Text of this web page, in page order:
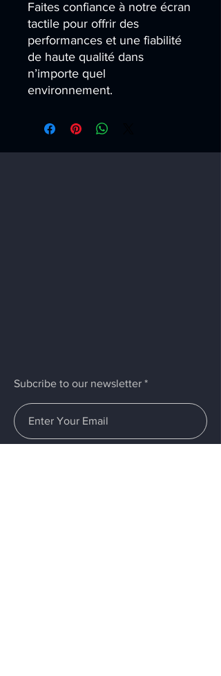
Faites confiance à notre écran
tactile pour offrir des
performances et une fiabilité
de haute qualité dans
n’importe quel
environnement.
Subcribe to our newsletter